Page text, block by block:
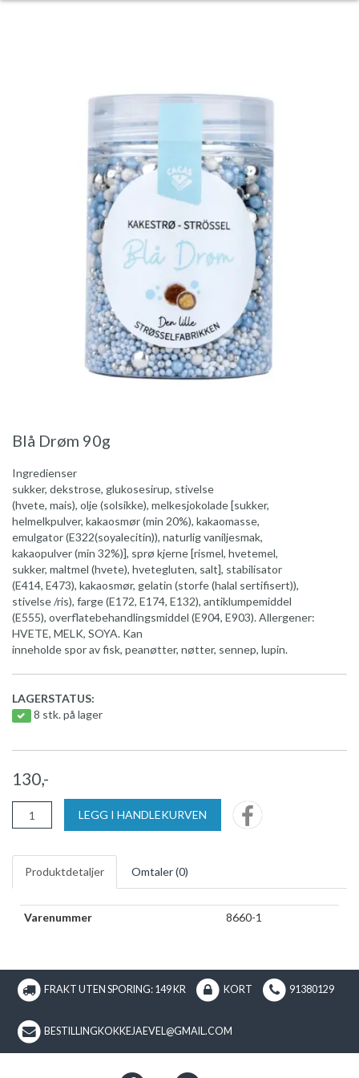
Blå Drøm 90g
Ingredienser
sukker, dekstrose, glukosesirup, stivelse
(hvete, mais), olje (solsikke), melkesjokolade [sukker,
helmelkpulver, kakaosmør (min 20%), kakaomasse,
emulgator (E322(soyalecitin)), naturlig vaniljesmak,
kakaopulver (min 32%)], sprø kjerne [rismel, hvetemel,
sukker, maltmel (hvete), hvetegluten, salt], stabilisator
(E414, E473), kakaosmør, gelatin (storfe (halal sertifisert)),
stivelse /ris), farge (E172, E174, E132), antiklumpemiddel
(E555), overflatebehandlingsmiddel (E904, E903). Allergener:
HVETE, MELK, SOYA. Kan
inneholde spor av fisk, peanøtter, nøtter, sennep, lupin.
LAGERSTATUS:
8 stk. på lager
130,-
LEGG I HANDLEKURVEN
Produktdetaljer Omtaler (0)
Varenummer 8660-1
FRAKT UTEN SPORING: 149 KR KORT 91380129
BESTILLINGKOKKEJAEVEL@GMAIL.COM